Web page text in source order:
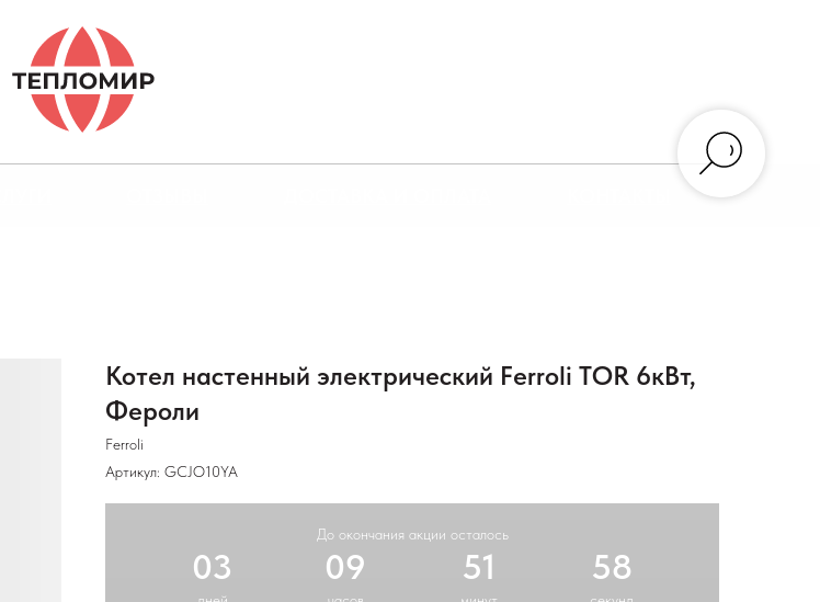
Котел настенный электрический Ferroli TOR 6кВт,
Фероли
Ferroli
Артикул: GCJO10YA
До окончания акции осталось
03 09 51 58